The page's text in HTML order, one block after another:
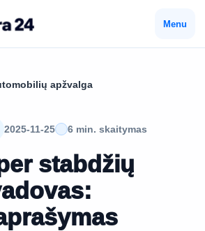
Menu
apžvalga
2025-11-25 6 min. skaitymas
stabdžių